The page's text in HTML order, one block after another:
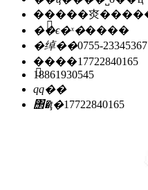
��ַ��
��ϵ�ˣ�����
�绰��0755-23345367
�ֻ���17722840165
18861930545
qq��
΢�ţ�17722840165